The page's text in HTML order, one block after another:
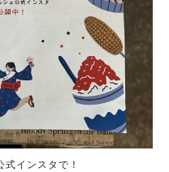
インスタで！